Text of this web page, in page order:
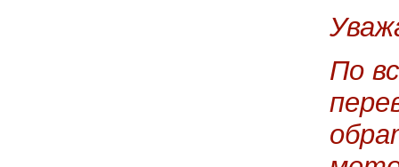
По